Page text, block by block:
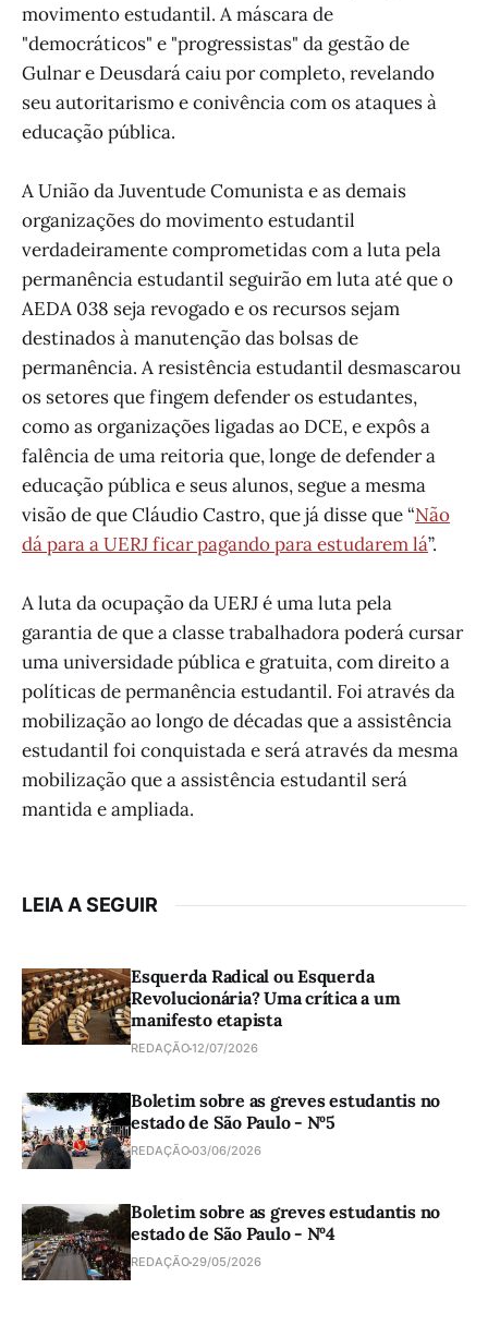
movimento estudantil. A máscara de
"democráticos" e "progressistas" da gestão de
Gulnar e Deusdará caiu por completo, revelando
seu autoritarismo e conivência com os ataques à
educação pública.
A União da Juventude Comunista e as demais
organizações do movimento estudantil
verdadeiramente comprometidas com a luta pela
permanência estudantil seguirão em luta até que o
AEDA 038 seja revogado e os recursos sejam
destinados à manutenção das bolsas de
permanência. A resistência estudantil desmascarou
os setores que fingem defender os estudantes,
como as organizações ligadas ao DCE, e expôs a
falência de uma reitoria que, longe de defender a
educação pública e seus alunos, segue a mesma
visão de que Cláudio Castro, que já disse que “Não
dá para a UERJ ficar pagando para estudarem lá”.
A luta da ocupação da UERJ é uma luta pela
garantia de que a classe trabalhadora poderá cursar
uma universidade pública e gratuita, com direito a
políticas de permanência estudantil. Foi através da
mobilização ao longo de décadas que a assistência
estudantil foi conquistada e será através da mesma
mobilização que a assistência estudantil será
mantida e ampliada.
LEIA A SEGUIR
Esquerda Radical ou Esquerda
Revolucionária? Uma crítica a um
manifesto etapista
REDAÇÃO12/07/2026
Boletim sobre as greves estudantis no
estado de São Paulo - Nº5
REDAÇÃO03/06/2026
Boletim sobre as greves estudantis no
estado de São Paulo - Nº4
REDAÇÃO 29/05/2026